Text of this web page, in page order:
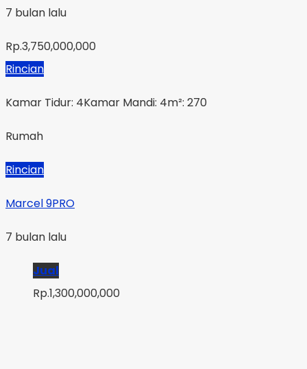
7 bulan lalu
Rp.3,750,000,000
Rincian
Kamar Tidur: 4Kamar Mandi: 4m²: 270
Rumah
Rincian
Marcel 9PRO
7 bulan lalu
Jual
Rp.1,300,000,000